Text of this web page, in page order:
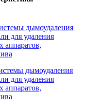
дымоудаления
для удаления
аппаратов,
дымоудаления
для удаления
аппаратов,